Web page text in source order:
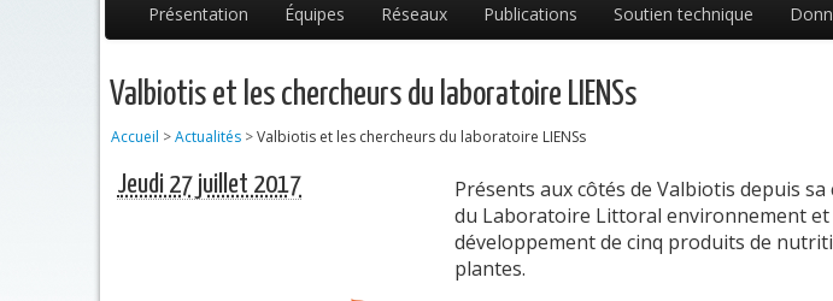
Présentation Équipes Réseaux Publications Soutien technique
Valbiotis et les chercheurs du laboratoire LIENSs
Accueil >Actualités >Valbiotis et les chercheurs du laboratoire LIENSs
Jeudi 27 juillet 2017
Présents aux côtés de Valbiotis depuis
du Laboratoire Littoral environnement
développement de cinq produits de
plantes.